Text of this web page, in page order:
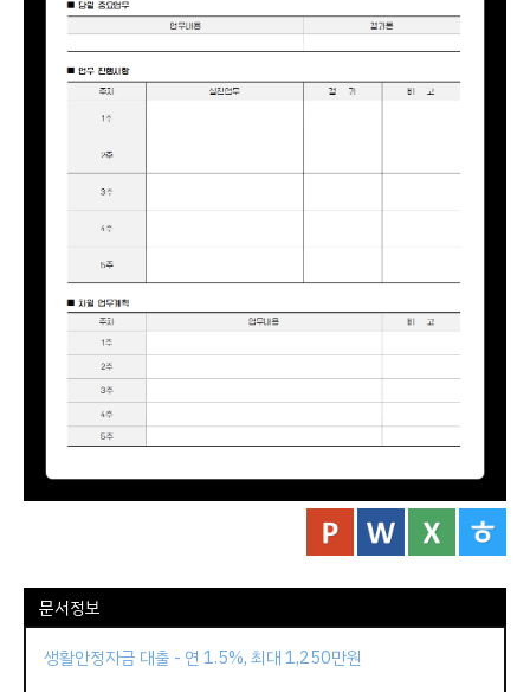
문서정보
생활안정자금 대출 - 연 1.5%, 최대 1,250만원